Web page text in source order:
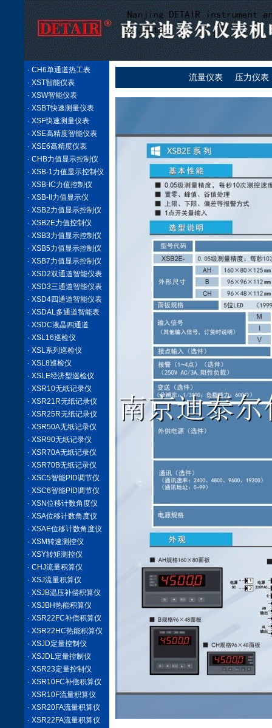
· CH6单通道热工表
· XST智能仪表
· XSW智能仪表
· XSBT快速测量仪表
· XSF快速测量仪表
· XSE高精度智能仪表
· XSE6高精度仪表
· CHB力值显示控制仪
· XSB-1力值显示控制仪
· XSB-IC力值控制仪
· XSB-II力值显示仪
· XSB2力值显示控制仪
· XSB2E力值控制仪
· XSB3力值显示控制仪
· XSB5力值显示控制仪
· XSB7力值显示控制仪
· XSD2双通道智能仪表
· XSD3三通道智能仪表
· XSD4四通道智能仪表
· XSDAL多通道智能表
· XSDC液晶四通道
· XSL16巡检仪
· XSL系列巡检仪
· XSL8巡检仪
· XSLE经济型巡检仪
· XSR10无纸记录仪
· XSR21R无纸记录仪
· XSR25R无纸记录仪
· XSR50A无纸记录仪
· XSR90无纸记录仪
· XSR70A无纸记录仪
· XSR70B无纸记录仪
· XSC5智能PID调节仪
· XSC6智能PID调节仪
· XSN位移计数角度仪
· XSA位移计数角度仪
· XSAE位移计数角度仪
· XSM转速测控仪
· XSY转矩测控仪
· CHJ流量积算仪
· XSJ流量积算仪
· XSJB温压补偿积算仪
· XSJBH热能积算仪
· XSR22FC补偿积算仪
· XSR22HC热能积算仪
· XSJD定量控制仪
· XSJDL定量控制仪
· XSR23定量控制仪
· XSR10FC补偿积算仪
· XSR10F流量积算仪
· XSR20FA流量积算仪
· XSR22FA流量积算仪
流量仪表 压力仪表